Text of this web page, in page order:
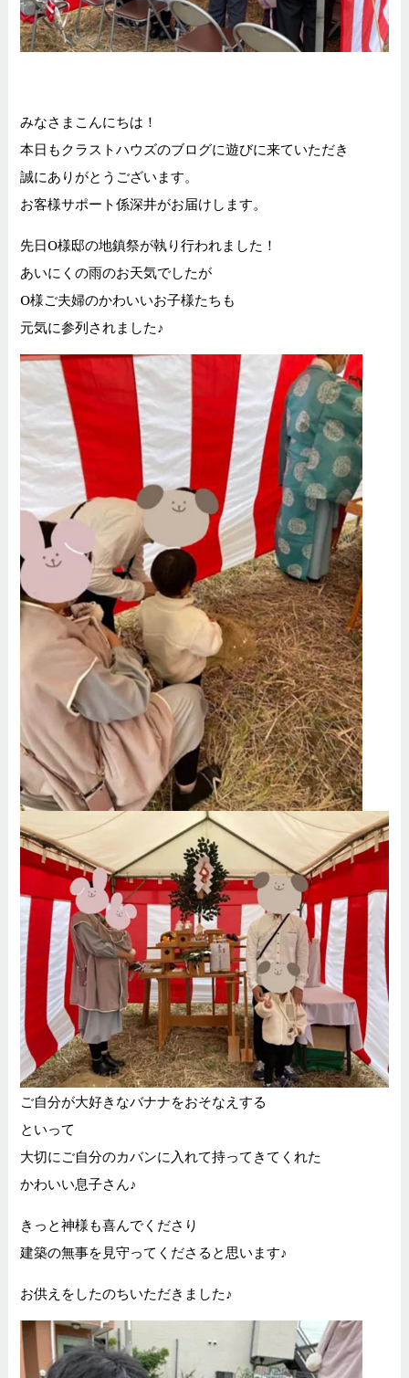
みなさまこんにちは！
本日もクラストハウズのブログに遊びに来ていただき
誠にありがとうございます。
お客様サポート係深井がお届けします。
先日O様邸の地鎮祭が執り行われました！
あいにくの雨のお天気でしたが
O様ご夫婦のかわいいお子様たちも
元気に参列されました♪
ご自分が大好きなバナナをおそなえする
といって
大切にご自分のカバンに入れて持ってきてくれた
かわいい息子さん♪
きっと神様も喜んでくださり
建築の無事を見守ってくださると思います♪
お供えをしたのちいただきました♪